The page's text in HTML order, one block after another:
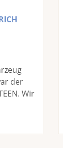
der
Wir